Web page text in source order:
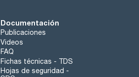
Documentación
Publicaciones
Videos
FAQ
Fichas técnicas - TDS
Hojas de seguridad -